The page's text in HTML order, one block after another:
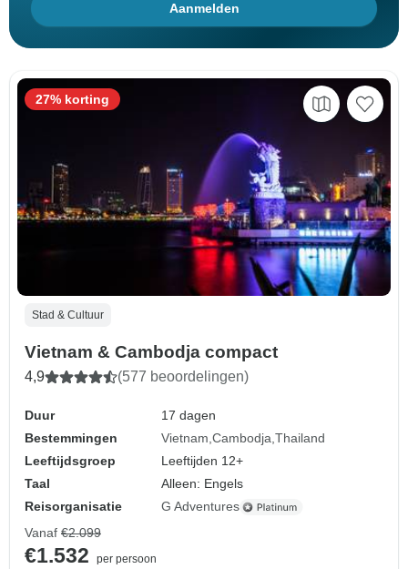
Aanmelden
Stad & Cultuur
Vietnam & Cambodja compact
4,9 (577 beoordelingen)
Duur
17 dagen
Bestemmingen
Vietnam Cambodja Thailand
Leeftijdsgroep
Leeftijden 12+
Taal
Alleen: Engels
Reisorganisatie
G Adventures
27% korting
Vanaf €2.099
€1.532
per persoon